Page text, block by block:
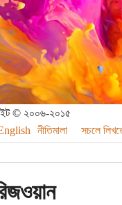
© ২০০৬-২০১৫
নীতিমালা সচলে